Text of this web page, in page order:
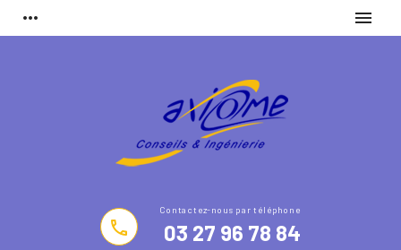
more_horiz menu
phone 03 27 96 78 84